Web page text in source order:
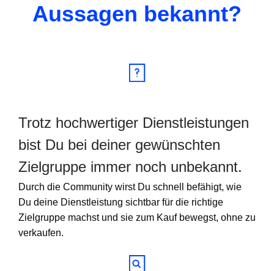
Aussagen bekannt?
Trotz hochwertiger Dienstleistungen
bist Du bei deiner gewünschten
Zielgruppe immer noch unbekannt.
Durch die Community wirst Du schnell befähigt, wie
Du deine Dienstleistung sichtbar für die richtige
Zielgruppe machst und sie zum Kauf bewegst, ohne zu
verkaufen.